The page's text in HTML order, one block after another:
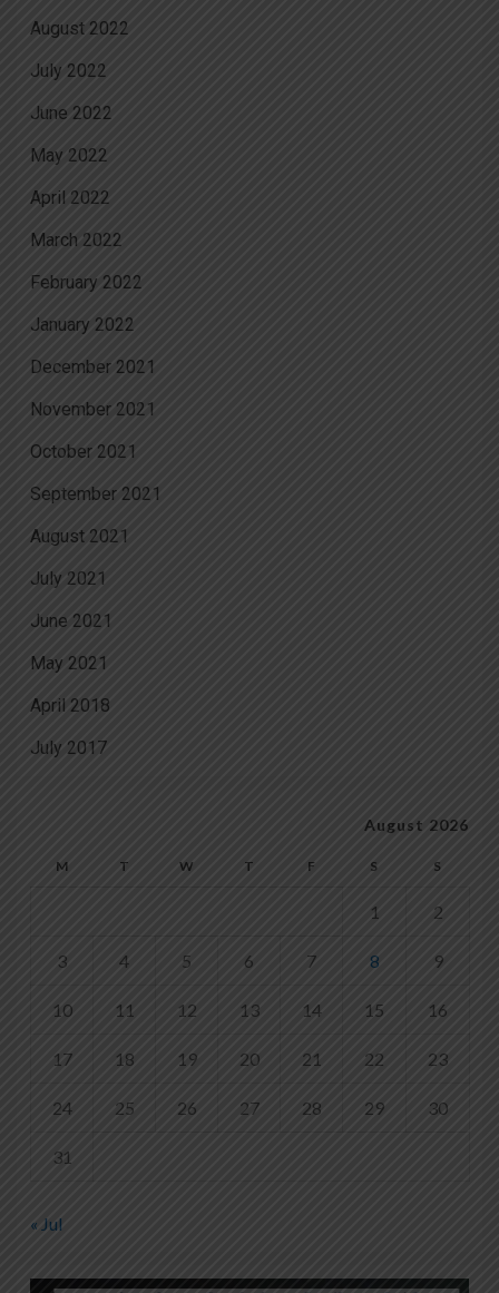
August 2022
July 2022
June 2022
May 2022
April 2022
March 2022
February 2022
January 2022
December 2021
November 2021
October 2021
September 2021
August 2021
July 2021
June 2021
May 2021
April 2018
July 2017
August 2026
M T W T F S S
1 2
3 4 5 6 7 8 9
10 11 12 13 14 15 16
17 18 19 20 21 22 23
24 25 26 27 28 29 30
31
« Jul